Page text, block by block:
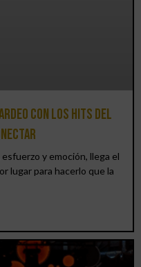
con los hits del
y emoción, llega el
lugar para hacerlo que la